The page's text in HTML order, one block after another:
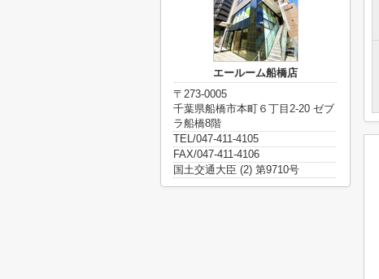
エールーム船橋店
〒273-0005
千葉県船橋市本町６丁目2-20 ゼブ
ラ船橋8階
TEL/047-411-4105
FAX/047-411-4106
国土交通大臣 (2) 第9710号